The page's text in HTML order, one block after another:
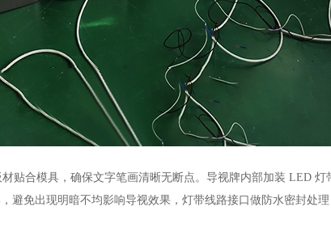
合模具，确保文字笔画清晰无断点。导视牌内部加装 LED 灯
避免出现明暗不均影响导视效果，灯带线路接口做防水密封处